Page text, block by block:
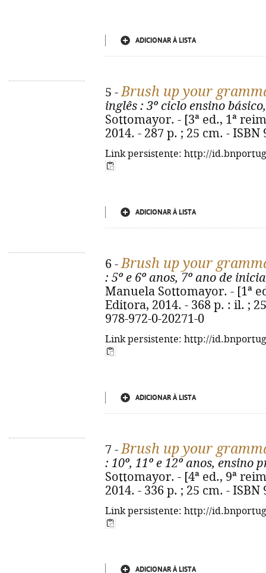
ADICIONAR À LISTA
5 -Brush up your
inglês : 3º ciclo ensino básico,
Sottomayor. - [3ª ed., 1ª
2014. - 287 p. ; 25 cm. - ISBN
Link persistente: http://
ADICIONAR À LISTA
6 -Brush up your
: 5º e 6º anos, 7º ano de
Manuela Sottomayor. - [1ª
Editora, 2014. - 368 p. : il. ;
978-972-0-20271-0
Link persistente: http://
ADICIONAR À LISTA
7 -Brush up your
: 10º, 11º e 12º anos, ensino
Sottomayor. - [4ª ed., 9ª
2014. - 336 p. ; 25 cm. - ISBN
Link persistente: http://
ADICIONAR À LISTA